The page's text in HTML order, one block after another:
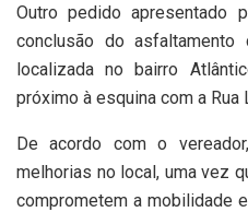
Outro pedido apresentado
conclusão do
localizada no bairro
próximo à esquina com a Rua
De acordo com o
melhorias no local, uma vez
comprometem a mobilidade